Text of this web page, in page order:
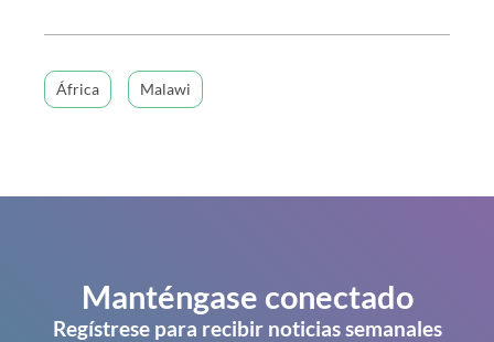
África Malawi
Manténgase conectado
Regístrese para recibir noticias semanales